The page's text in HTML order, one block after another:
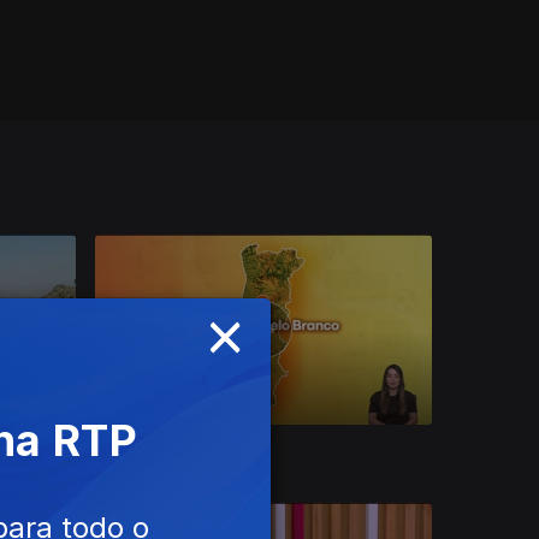
30 jul. 2026
×
RTP
todo o